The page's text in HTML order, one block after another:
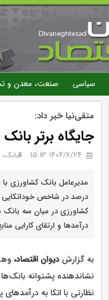
سیاسی صنعت، معدن و
متقی‌نیا خبر داد:
جایگاه برتر
۱۴۰۴/۶/۲۴ 15:13
کشاورزی در میان سه بانک
درآمدها و ارتقای کارایی
به گزارشدیوان اقتصاد،
نشاندهنده پشتوانه